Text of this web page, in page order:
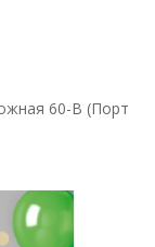
60-В (Порт